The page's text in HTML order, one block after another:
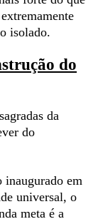
isolado.
do
da
do
em
universal, o
meta é a